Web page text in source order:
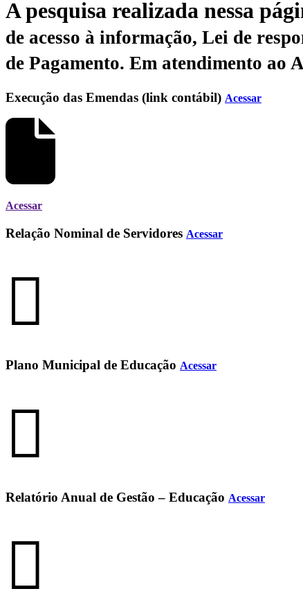
A pesquisa realizada nessa
de acesso à informação, Lei de
de Pagamento. Em atendimento ao
Execução das Emendas (link contábil) Acessar
Acessar
Relação Nominal de Servidores Acessar
Plano Municipal de Educação Acessar
Relatório Anual de Gestão – Educação Acessar